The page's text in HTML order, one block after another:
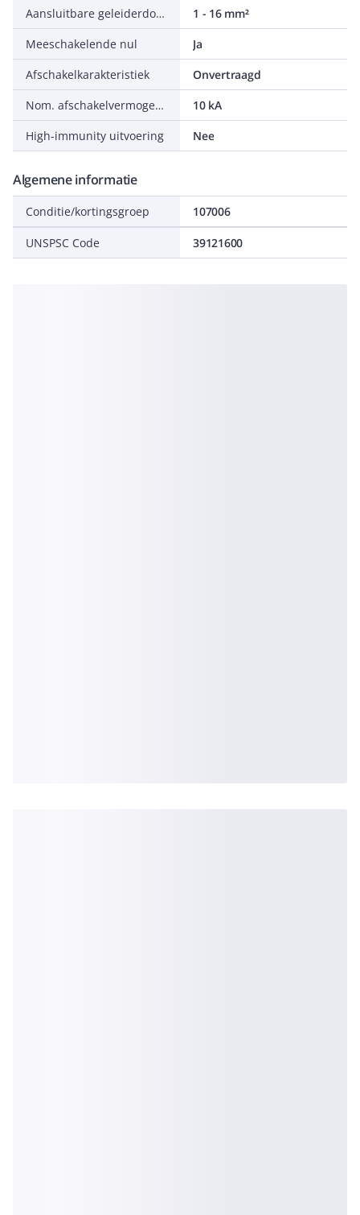
Aansluitbare geleiderdoorsnede meerdraads
1 - 16 mm²
Meeschakelende nul
Ja
Afschakelkarakteristiek
Onvertraagd
Nom. afschakelvermogen IEC 60947-2
10 kA
High-immunity uitvoering
Nee
Algemene informatie
Conditie/kortingsgroep 107006
UNSPSC Code 39121600